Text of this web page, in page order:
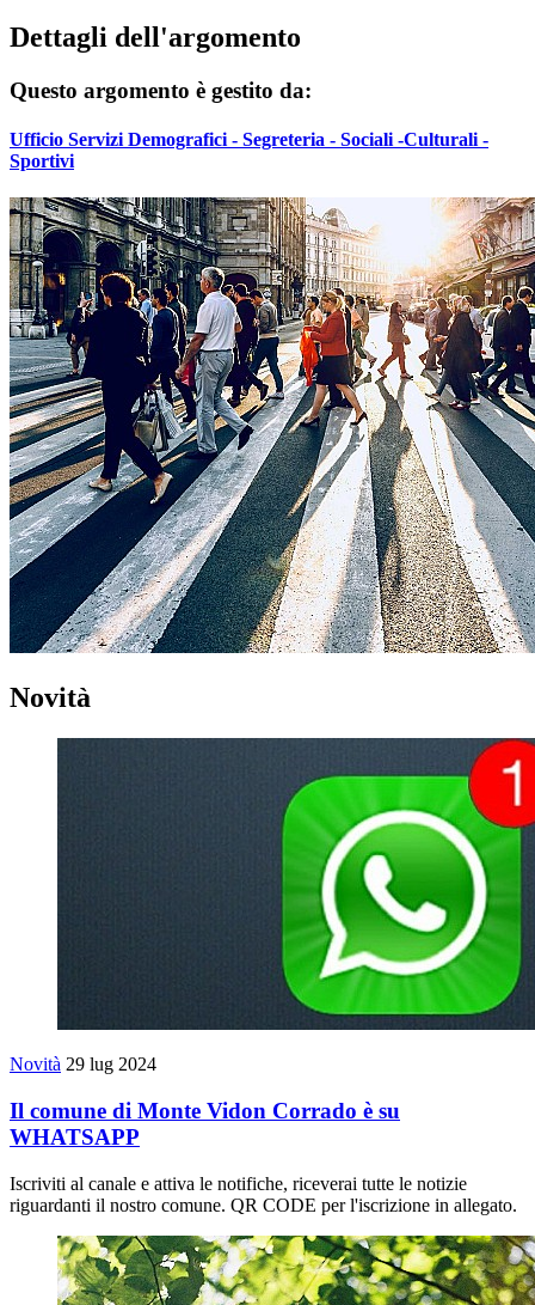
Dettagli dell'argomento
Questo argomento è gestito da:
Ufficio Servizi Demografici - Segreteria - Sociali -Culturali -
Sportivi
Novità
Novità 29 lug 2024
Il comune di Monte Vidon Corrado è su
WHATSAPP
Iscriviti al canale e attiva le notifiche, riceverai tutte le notizie
riguardanti il nostro comune. QR CODE per l'iscrizione in allegato.